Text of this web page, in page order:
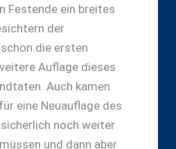
Festende ein breites
der
die ersten
Auflage dieses
Auch kamen
eine Neuauflage des
noch weiter
und dann aber